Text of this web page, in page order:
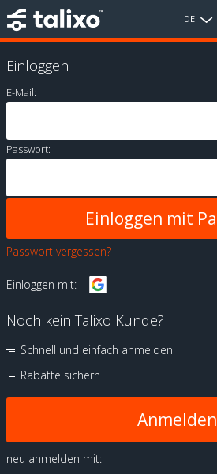
DE
Einloggen
E-Mail:
Passwort:
Passwort vergessen?
Einloggen mit:
Noch kein Talixo Kunde?
Schnell und einfach anmelden
Rabatte sichern
Anmelden
neu anmelden mit: